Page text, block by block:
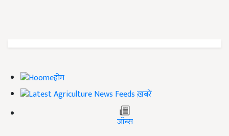
होम
ख़बरें
जॉब्स